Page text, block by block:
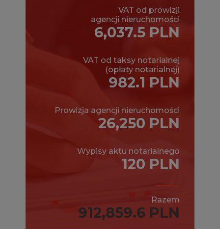
VAT od prowizji
agencji nieruchomości
6,037.5 PLN
VAT od taksy notarialnej
(opłaty notarialnej)
982.1 PLN
Prowizja agencji nieruchomości
26,250 PLN
Wypisy aktu notarialnego
120 PLN
Razem
912,859.6 PLN